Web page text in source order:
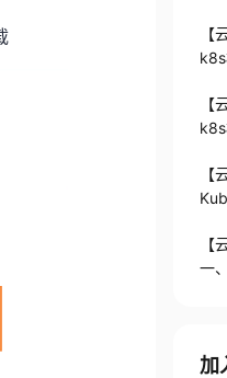
【
【
【
【
一
加